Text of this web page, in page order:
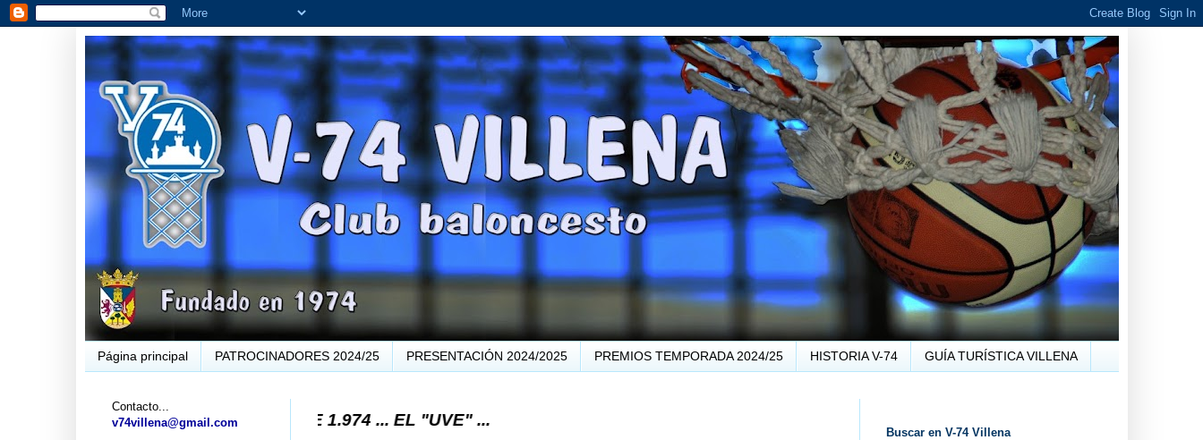
Página principal PATROCINADORES 2024/25 PRESENTACIÓN 2024/2025 PREMIOS TEMPORADA 2024/25 HISTORIA V-74 GUÍA TURÍSTICA VILLENA
V-74 VILLENA DESDE 1.974 ... EL "UVE" ...
Contacto...
v74villena@gmail.com
Buscar en V-74 Villena